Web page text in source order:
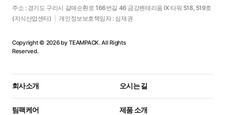
주소 : 경기도 구리시 갈매순환로 166번길 46 금강펜테리움 IX 타워 518, 519호
(지식산업센터)
개인정보보호책임자 : 심재권
Copyright © 2026 by TEAMPACK. All Rights
Reserved.
회사소개 오시는 길
팀팩케어 제품 소개